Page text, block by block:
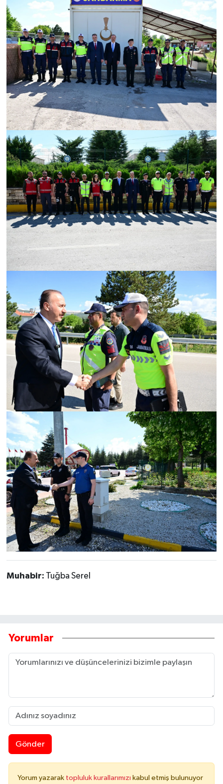
Muhabir: Tuğba Serel
Yorumlar
Gönder
Yorum yazarak topluluk kurallarımızı kabul etmiş bulunuyor